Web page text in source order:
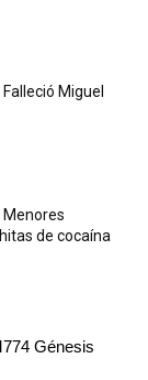
Miguel
Menores
de cocaína
Génesis